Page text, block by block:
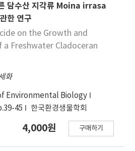
가장 빈약하게 출현하였다. 정점
류보다 많은 종류가 출현하는 경
랑크톤의 최대출현량은 입방미터
년 6월, 정점 7)를 기록하였으
년 7월에는 전혀 출현하지 않
7월과 1월에 출현량이 급격하
종으로는 지각류인 Daphnia
및 Bosmina longirostris와 요
carinatus, Cyclops
hyalinus 및 요각류 유생
일종으로 D. galeata가 최대 입방
담수산 지각류 Moina irrasa
한 연구
on the Growth and
a Freshwater Cladoceran
화
Environmental Biology
45 한국환경생물학회
4,000원 구매하기